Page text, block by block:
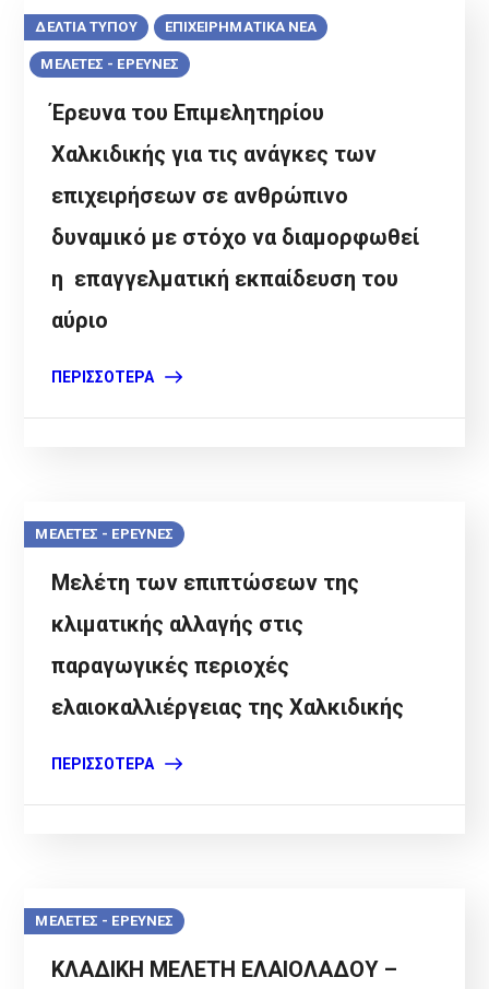
ΔΕΛΤΙΑ ΤΥΠΟΥ ΕΠΙΧΕΙΡΗΜΑΤΙΚΑ ΝΕΑ
ΜΕΛΕΤΕΣ - ΕΡΕΥΝΕΣ
Έρευνα του Επιμελητηρίου
Χαλκιδικής για τις ανάγκες των
επιχειρήσεων σε ανθρώπινο
δυναμικό με στόχο να διαμορφωθεί
η επαγγελματική εκπαίδευση του
αύριο
ΠΕΡΙΣΣΌΤΕΡΑ
ΜΕΛΕΤΕΣ - ΕΡΕΥΝΕΣ
Μελέτη των επιπτώσεων της
κλιματικής αλλαγής στις
παραγωγικές περιοχές
ελαιοκαλλιέργειας της Χαλκιδικής
ΠΕΡΙΣΣΌΤΕΡΑ
ΜΕΛΕΤΕΣ - ΕΡΕΥΝΕΣ
ΚΛΑΔΙΚΗ ΜΕΛΕΤΗ ΕΛΑΙΟΛΑΔΟΥ –